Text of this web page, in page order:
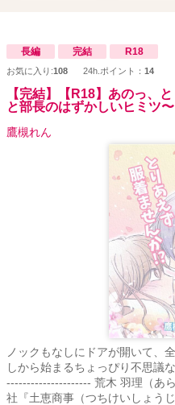
長編 完結 R18
お気に入り:108 24h.ポイント： 14
【完結】【R18】あのっ、
と部長のはずかしいヒミツ〜
鷹槻れん
ノックもなしにドアが開いて、
しから始まるちょっぴり不思議
--------------------- 荒木 羽理（あ
社『土恵商事（つちけいしょう